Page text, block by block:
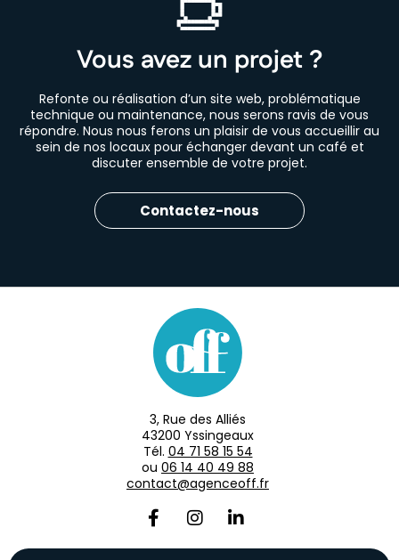
Vous avez un projet ?
Refonte ou réalisation d’un site web, problématique
technique ou maintenance, nous serons ravis de vous
répondre. Nous nous ferons un plaisir de vous accueillir au
sein de nos locaux pour échanger devant un café et
discuter ensemble de votre projet.
Contactez-nous
3, Rue des Alliés
43200 Yssingeaux
Tél. 04 71 58 15 54
ou 06 14 40 49 88
contact@agenceoff.fr